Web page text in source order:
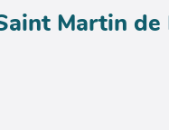
Martin de